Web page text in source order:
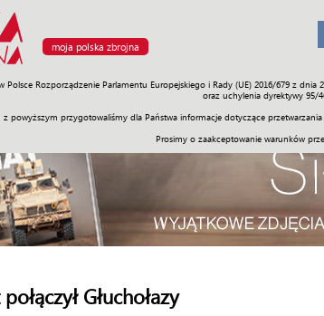
moja polska zbrojna
Polsce Rozporządzenie Parlamentu Europejskiego i Rady (UE) 2016/679 z
oraz uchylenia dyrektywy 95/
z powyższym przygotowaliśmy dla Państwa informacje dotyczące
Prosimy o zaakceptowanie warunków
Misje Polityka Prawo Świat Społeczność
Głuchołazy